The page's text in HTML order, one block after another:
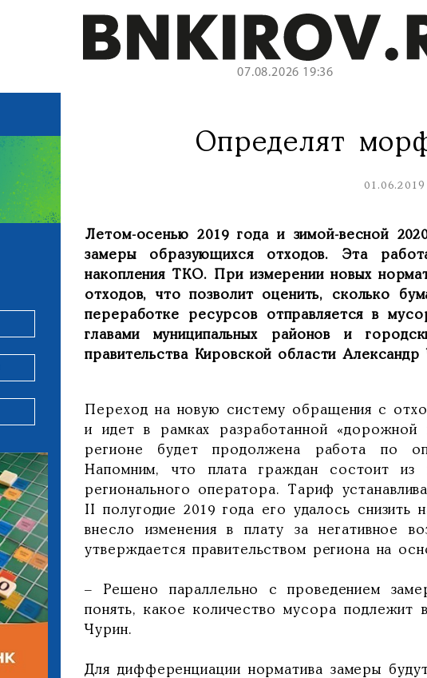
07.08.2026 19:36
Определят
Летом-осенью 2019 года и зимой-весной
замеры образующихся отходов. Эта
накопления ТКО. При измерении новых
отходов, что позволит оценить, сколько
переработке ресурсов отправляется в
главами муниципальных районов и
правительства Кировской области Александр
Переход на новую систему обращения с
и идет в рамках разработанной
регионе будет продолжена работа по
Напомним, что плата граждан состоит из
регионального оператора. Тариф
II полугодие 2019 года его удалось снизить
внесло изменения в плату за негативное
утверждается правительством региона на
– Решено параллельно с проведением
понять, какое количество мусора подлежит
Чурин.
Для дифференциации норматива замеры